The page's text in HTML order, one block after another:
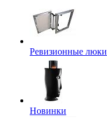
Ревизионные люки
Новинки